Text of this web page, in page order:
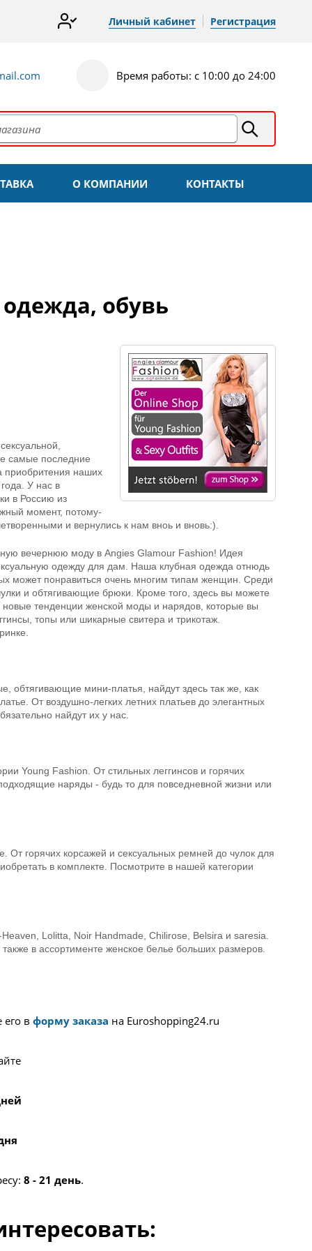
Личный кабинет Регистрация
Время работы: с 10:00 до 24:00
О КОМПАНИИ КОНТАКТЫ
одежда, обувь
самые последние
приобритения наших
У нас в
в Россию из
момент, потому-
и вернулись к нам вноь и вновь:).
вечернюю моду в Angies Glamour Fashion! Идея
одежду для дам. Наша клубная одежда отнюдь
может понравиться очень многим типам женщин. Среди
и обтягивающие брюки. Кроме того, здесь вы можете
тенденции женской моды и нарядов, которые вы
топы или шикарные свитера и трикотаж.
обтягивающие мини-платья, найдут здесь так же, как
От воздушно-легких летних платьев до элегантных
найдут их у нас.
Young Fashion. От стильных леггинсов и горячих
наряды - будь то для повседневной жизни или
От горячих корсажей и сексуальных ремней до чулок для
в комплекте. Посмотрите в нашей категории
Lolitta, Noir Handmade, Chilirose, Belsira и saresia.
в ассортименте женское белье больших размеров.
его в форму заказа на Euroshopping24.ru
8 - 21 день.